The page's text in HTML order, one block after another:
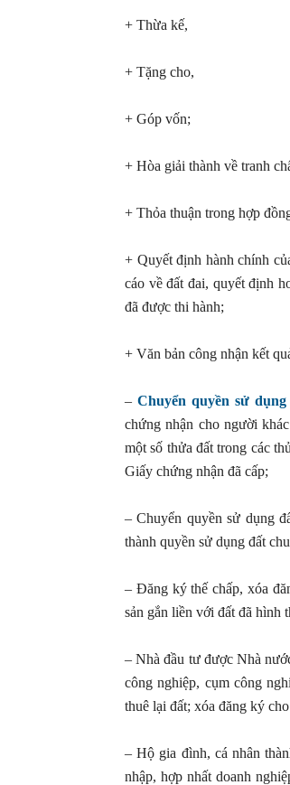
+ Thừa kế,
+ Tặng cho,
+ Góp vốn;
+ Hòa giải thành về tranh
+ Thỏa thuận trong hợp
+ Quyết định hành chính
cáo về đất đai, quyết định
đã được thi hành;
+ Văn bản công nhận kết
– Chuyển quyền sử
chứng nhận cho người
một số thửa đất trong các
Giấy chứng nhận đã cấp;
– Chuyển quyền sử dụng
thành quyền sử dụng đất
– Đăng ký thế chấp, xóa
sản gắn liền với đất đã hình
– Nhà đầu tư được Nhà
công nghiệp, cụm công
thuê lại đất; xóa đăng ký
– Hộ gia đình, cá nhân
nhập, hợp nhất doanh